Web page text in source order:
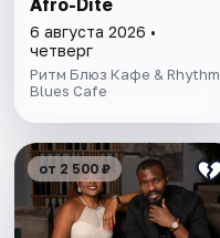
Afro-Dite
6 августа 2026 •
четверг
Ритм Блюз Кафе & Rhythm
Blues Cafe
от 2 500 ₽